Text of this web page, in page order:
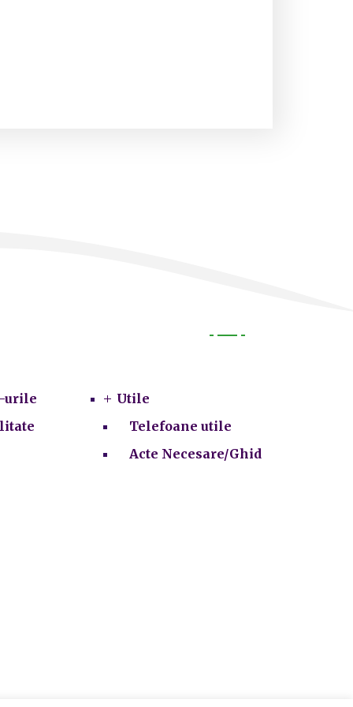
urile
Utile
Telefoane utile
Acte Necesare/Ghid